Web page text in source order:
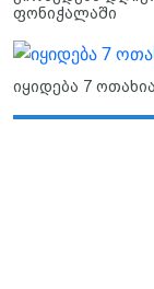
ფონიჭალაში
იყიდება 7